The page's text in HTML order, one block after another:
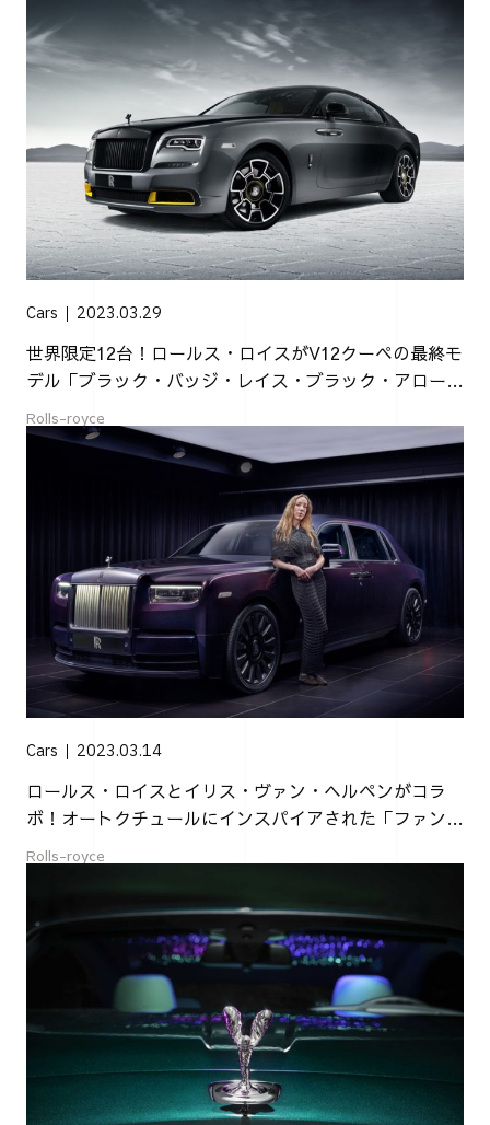
Cars 2023.03.29
世界限定12台！ロールス・ロイスがV12クーペの最終モ
デル「ブラック・バッジ・レイス・ブラック・アロー」
を発表
Rolls-royce
Cars 2023.03.14
ロールス・ロイスとイリス・ヴァン・ヘルペンがコラ
ボ！オートクチュールにインスパイアされた「ファント
ム・シントピア」が登場
Rolls-royce